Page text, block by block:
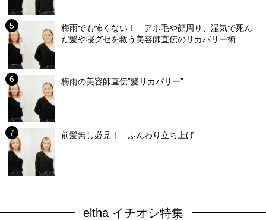
梅雨でも怖くない！ アホ毛や顔周り、湿気で死ん
だ髪や寝グセを救う美容師直伝のリカバリー術
梅雨の美容師直伝”髪リカバリー”
前髪無し必見！ ふんわり立ち上げ
eltha イチオシ特集